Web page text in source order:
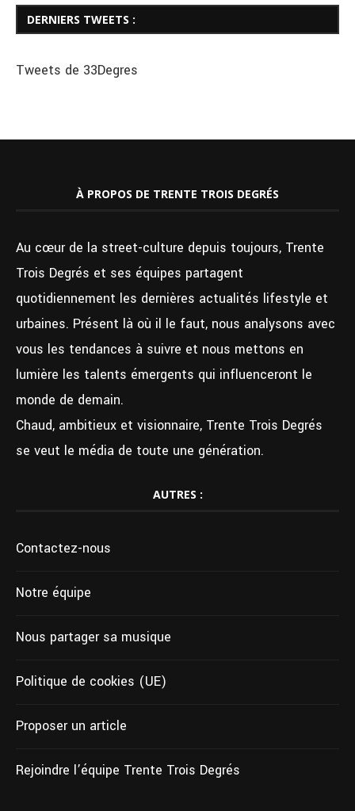
DERNIERS TWEETS :
Tweets de 33Degres
À PROPOS DE TRENTE TROIS DEGRÉS
Au cœur de la street-culture depuis toujours, Trente
Trois Degrés et ses équipes partagent
quotidiennement les dernières actualités lifestyle et
urbaines. Présent là où il le faut, nous analysons avec
vous les tendances à suivre et nous mettons en
lumière les talents émergents qui influenceront le
monde de demain.
Chaud, ambitieux et visionnaire, Trente Trois Degrés
se veut le média de toute une génération.
AUTRES :
Contactez-nous
Notre équipe
Nous partager sa musique
Politique de cookies (UE)
Proposer un article
Rejoindre l’équipe Trente Trois Degrés